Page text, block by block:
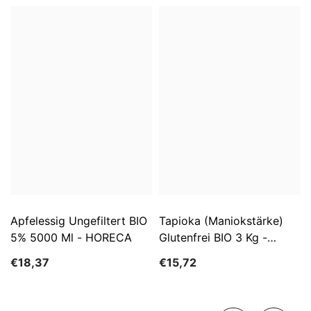
Apfelessig Ungefiltert BIO
5% 5000 Ml - HORECA
€18,37
Tapioka (Maniokstärke)
Glutenfrei BIO 3 Kg -
€15,72